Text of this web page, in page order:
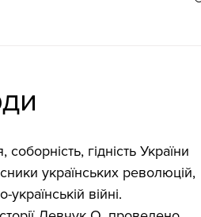
українських революцій,
війні.